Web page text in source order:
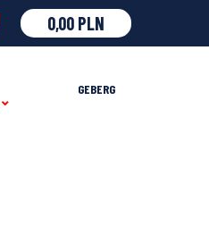
0,00 PLN
GEBERG